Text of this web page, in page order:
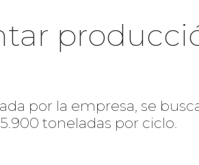
por la empresa, se
toneladas por ciclo.